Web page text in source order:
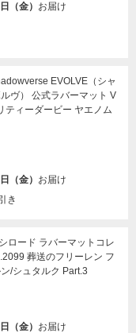
（金） お届け
EVOLVE（シャ
ヴ） 公式ラバーマット V
ティーダービー ヤエノム
（金） お届け
き
ロード ラバーマットコレ
葬送のフリーレン フ
/シュタルク Part.3
（金） お届け